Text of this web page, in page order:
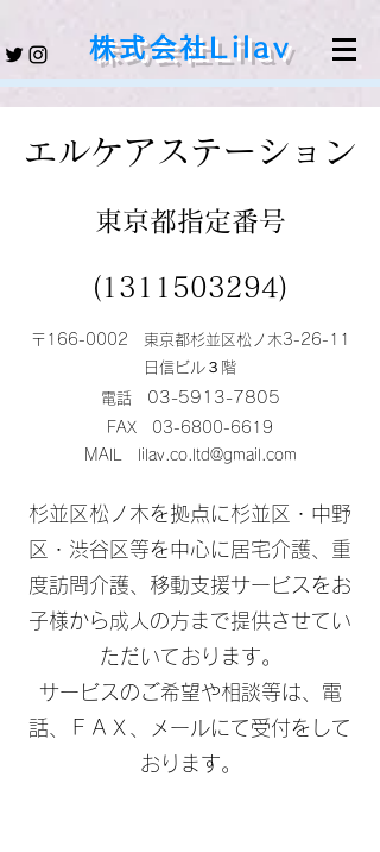
株式会社Lilav
​エルケアステーション
東京都指定番号​
(1311503294)
〒166-0002 東京都杉並区松ノ木3-26-11
日信ビル３階
電話
03-5913-7805
FAX 03-6800-6619
​MAIL
lilav.co.ltd@gmail.com
杉並区松ノ木を拠点に杉並区・中野
区・渋谷区等を中心に居宅介護、重
度訪問介護、移動支援サービスをお
子様から成人の方まで提供させてい
ただいております。
サービスのご希望や相談等は、 電
話、
ＦＡＸ、メールにて受付をして
おります。